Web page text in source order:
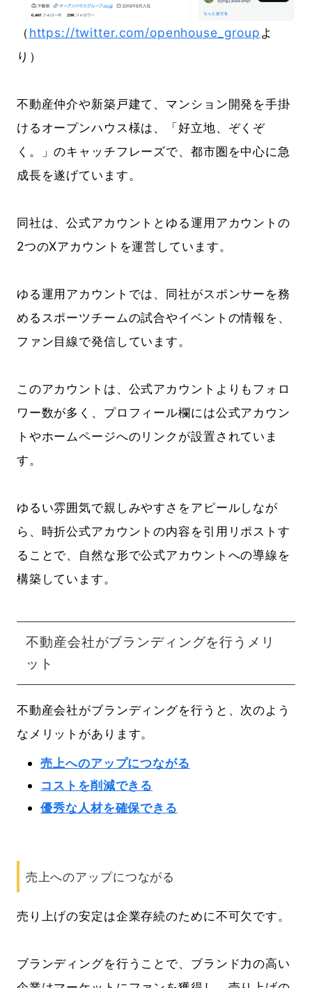
（https://twitter.com/openhouse_groupよ
り）
不動産仲介や新築戸建て、マンション開発を手掛
けるオープンハウス様は、「好立地、ぞくぞ
く。」のキャッチフレーズで、都市圏を中心に急
成長を遂げています。
同社は、公式アカウントとゆる運用アカウントの
2つのXアカウントを運営しています。
ゆる運用アカウントでは、同社がスポンサーを務
めるスポーツチームの試合やイベントの情報を、
ファン目線で発信しています。
このアカウントは、公式アカウントよりもフォロ
ワー数が多く、プロフィール欄には公式アカウン
トやホームページへのリンクが設置されていま
す。
ゆるい雰囲気で親しみやすさをアピールしなが
ら、時折公式アカウントの内容を引用リポストす
ることで、自然な形で公式アカウントへの導線を
構築しています。
不動産会社がブランディングを行うメリ
ット
不動産会社がブランディングを行うと、次のよう
なメリットがあります。
売上へのアップにつながる
コストを削減できる
優秀な人材を確保できる
売上へのアップにつながる
売り上げの安定は企業存続のために不可欠です。
ブランディングを行うことで、ブランド力の高い